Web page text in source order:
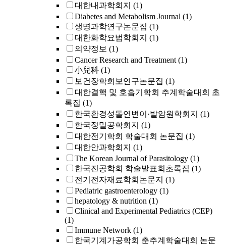
대한내과학회지 (1)
Diabetes and Metabolism Journal (1)
생명과학연구논문집 (1)
대한화학요법학회지 (1)
의약정보 (1)
Cancer Research and Treatment (1)
小兒科 (1)
보건장학회보연구논문집 (1)
대한결핵 및 호흡기학회 추계학술대회 초
록집 (1)
한국환경성돌연변이·발암원학회지 (1)
한국정밀공학회지 (1)
대한전기학회 학술대회 논문집 (1)
대한안과학회지 (1)
The Korean Journal of Parasitology (1)
한국진공학회 학술발표회초록집 (1)
전기전자재료학회논문지 (1)
Pediatric gastroenterology (1)
hepatology & nutrition (1)
Clinical and Experimental Pediatrics (CEP)
(1)
Immune Network (1)
한국기계가공학회 춘추계학술대회 논문